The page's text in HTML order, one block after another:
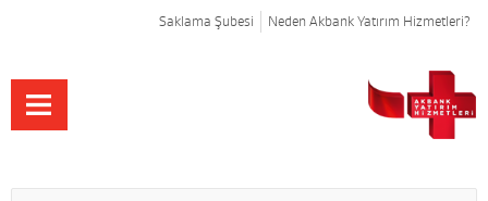
Saklama Şubesi Neden Akbank Yatırım Hizmetleri?